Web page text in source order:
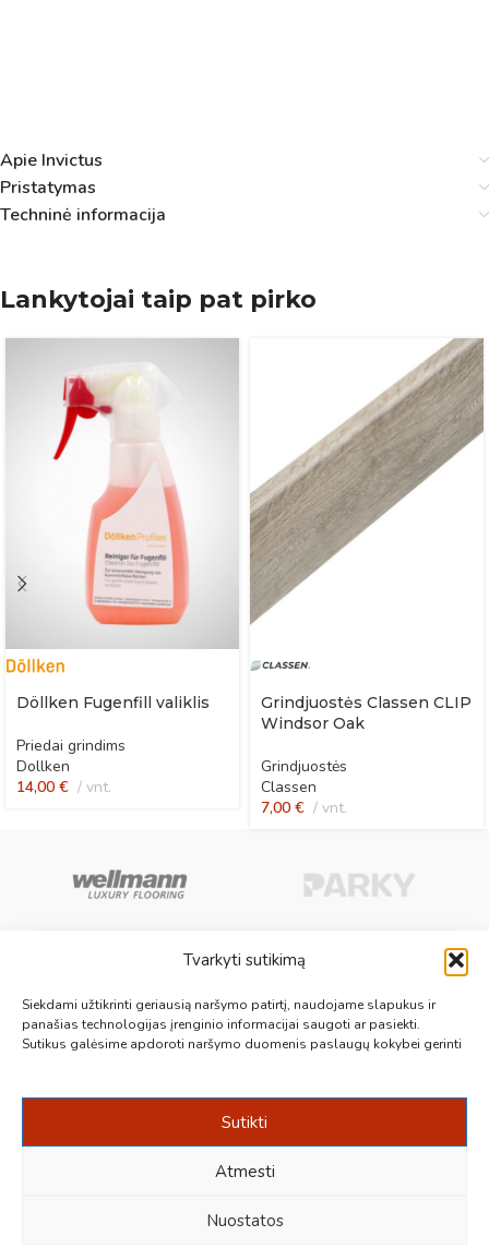
Tvarkyti sutikimą
Siekdami užtikrinti geriausią naršymo patirtį, naudojame slapukus ir
panašias technologijas įrenginio informacijai saugoti ar pasiekti.
Sutikus galėsime apdoroti naršymo duomenis paslaugų kokybei gerinti
Sutikti
Atmesti
Nuostatos
Apie Invictus
Pristatymas
Techninė informacija
Lankytojai taip pat pirko
Döllken Fugenfill valiklis
Priedai grindims
Dollken
14,00 € vnt.
Grindjuostės Classen CLIP
Windsor Oak
Grindjuostės
Classen
7,00 € vnt.
Aukščiausios kokybės medinės, laminuotos, vinilinės grindys, paklotai,
kiliminės plytelės, grindjuostės ir kt. originalios bei kokybiškos prekės
jūsų grindims.
+370 687 19789